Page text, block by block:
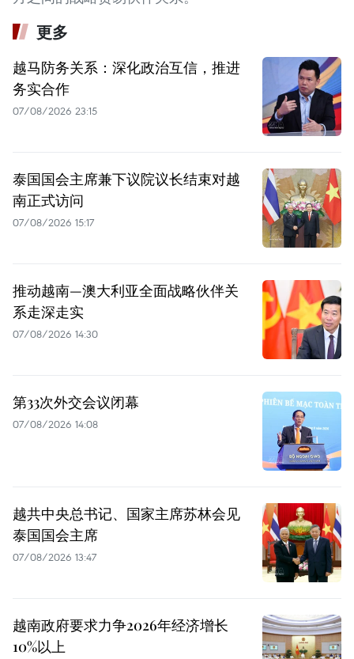
更多
越马防务关系：深化政治互信，推进
务实合作
07/08/2026 23:15
泰国国会主席兼下议院议长结束对越
南正式访问
07/08/2026 15:17
推动越南—澳大利亚全面战略伙伴关
系走深走实
07/08/2026 14:30
第33次外交会议闭幕
07/08/2026 14:08
越共中央总书记、国家主席苏林会见
泰国国会主席
07/08/2026 13:47
越南政府要求力争2026年经济增长
10%以上